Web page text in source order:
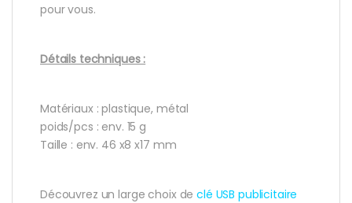
pour vous.
Détails techniques :
Matériaux : plastique, métal
poids/pcs : env. 15 g
Taille : env. 46 x8 x17 mm
Découvrez un large choix declé USB publicitaire